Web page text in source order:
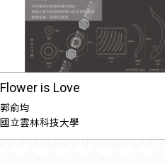
Flower is Love
郭俞均
國立雲林科技大學